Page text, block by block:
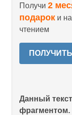
Получи 2
подарок и
чтением
Данный
фрагментом.